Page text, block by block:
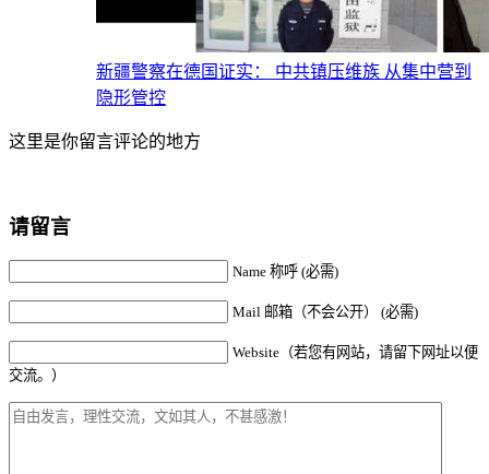
新疆警察在德国证实： 中共镇压维族 从集中营到
隐形管控
这里是你留言评论的地方
请留言
Name 称呼 (必需)
Mail 邮箱（不会公开） (必需)
Website（若您有网站，请留下网址以便
交流。）